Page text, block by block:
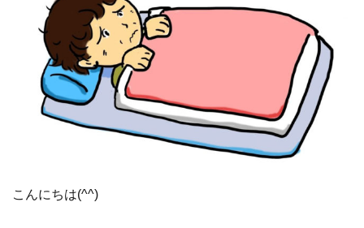
こんにちは(^^)